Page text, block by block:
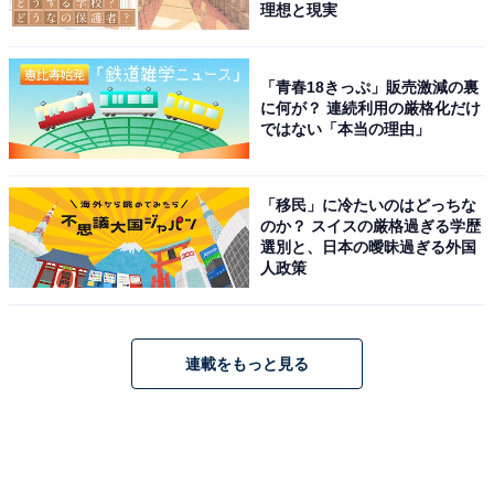
理想と現実
「青春18きっぷ」販売激減の裏
に何が？ 連続利用の厳格化だけ
ではない「本当の理由」
「移民」に冷たいのはどっちな
のか？ スイスの厳格過ぎる学歴
選別と、日本の曖昧過ぎる外国
人政策
連載をもっと見る